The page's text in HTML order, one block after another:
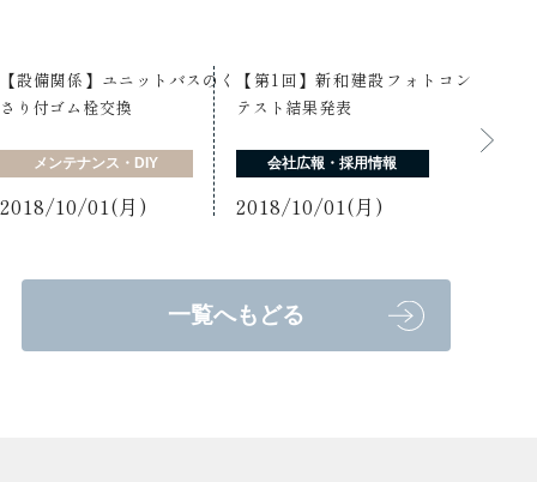
【設備関係】ユニットバスのく
さり付ゴム栓交換
メンテナンス・DIY
2018/10/01(月)
【第1回】新和建設フォトコン
テスト結果発表
会社広報・採用情報
2018/10/01(月)
一覧へもどる